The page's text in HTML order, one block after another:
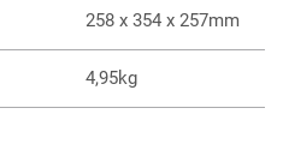
258 x 354 x 257mm
4,95kg